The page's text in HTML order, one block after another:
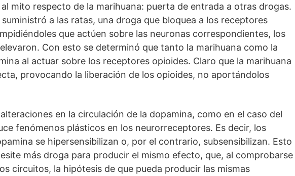
mito respecto de la marihuana: puerta de entrada a otras drogas.
a las ratas, una droga que bloquea a los receptores
que actúen sobre las neuronas correspondientes, los
Con esto se determinó que tanto la marihuana como la
al actuar sobre los receptores opioides. Claro que la marihuana
provocando la liberación de los opioides, no aportándolos
en la circulación de la dopamina, como en el caso del
fenómenos plásticos en los neurorreceptores. Es decir, los
se hipersensibilizan o, por el contrario, subsensibilizan. Esto
más droga para producir el mismo efecto, que, al comprobarse
circuitos, la hipótesis de que pueda producir las mismas